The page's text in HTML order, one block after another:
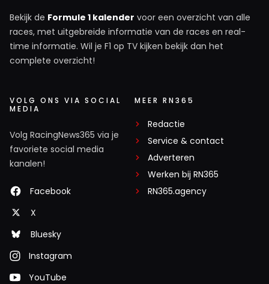
Bekijk de Formule 1 kalender voor een overzicht van alle
races, met uitgebreide informatie van de races en real-
time informatie. Wil je F1 op TV kijken bekijk dan het
complete overzicht!
VOLG ONS VIA SOCIAL
MEDIA
Volg RacingNews365 via je
favoriete social media
kanalen!
Facebook
X
Bluesky
Instagram
YouTube
MEER RN365
Redactie
Service & contact
Adverteren
Werken bij RN365
RN365.agency